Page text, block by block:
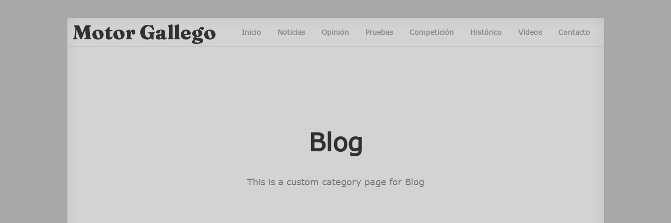
Motor Gallego Inicio Noticias Opinión Pruebas Competición Histórico Vídeos Contacto
Blog
This is a custom category page for Blog